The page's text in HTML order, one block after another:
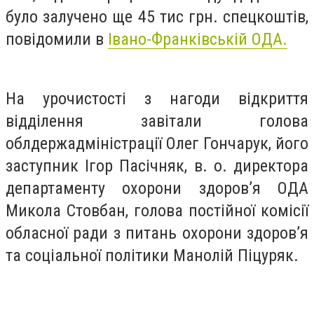
було залучено ще 45 тис грн. спецкоштів,
повідомили в Івано-Франківській ОДА.
На урочистості з нагоди відкриття
відділення завітали голова
облдержадміністрації Олег Гончарук, його
заступник Ігор Пасічняк, в. о. директора
департаменту охорони здоров’я ОДА
Микола Стовбан, голова постійної комісії
обласної ради з питань охорони здоров’я
та соціальної політики Манолій Піцуряк.